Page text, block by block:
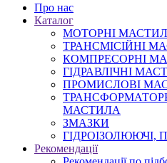
Про нас
Каталог
МОТОРНІ
ТРАНСМІСІЙНІ
КОМПРЕСОРНІ
ГІДРАВЛІЧНІ
ПРОМИСЛОВІ
МАСТИЛА
ЗМАЗКИ
ГІДРОІЗОЛЮЮЧІ,
Рекомендації